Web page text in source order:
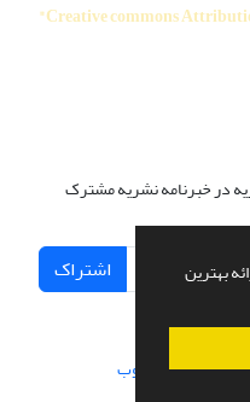
بهترین
در خبرنامه نشریه مشترک
اشتراک
سازی از سیناوب